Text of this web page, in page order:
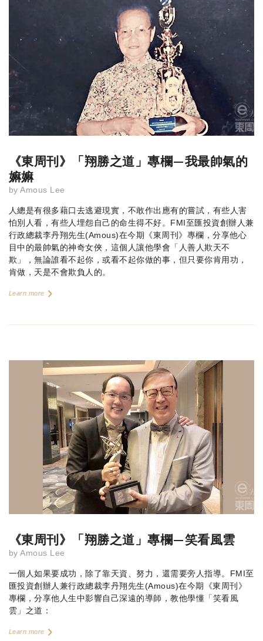
《東周刊》「翔勝之道」專欄—我最帥氣的
嫲嫲
by Amous Lee
人總是有很多藉口去逃避現實，不敢作出應有的嘗試，有些人害
怕別人看，有些人埋怨自己的命生得不好。FMI至匯投資創辦人兼
行政總裁李丹翔先生(Amous)在今期《東周刊》專欄，分享他心
目中的最帥氣的神奇女俠，這個人讓他學會「人善人欺天不
欺」，無論誰看不起你，或看不起你做的事，但只要你肯用功，
肯做，天是不會欺負人的。
Learn more
《東周刊》「翔勝之道」專欄—笑看風雲
by Amous Lee
一個人如果要成功，除了靠天資、努力，還需要旁人指導。FMI至
匯投資創辦人兼行政總裁李丹翔先生(Amous)在今期《東周刊》
專欄，分享他人生中影響自己深遠的導師，教他學懂「笑看風
雲」之道：
Learn more